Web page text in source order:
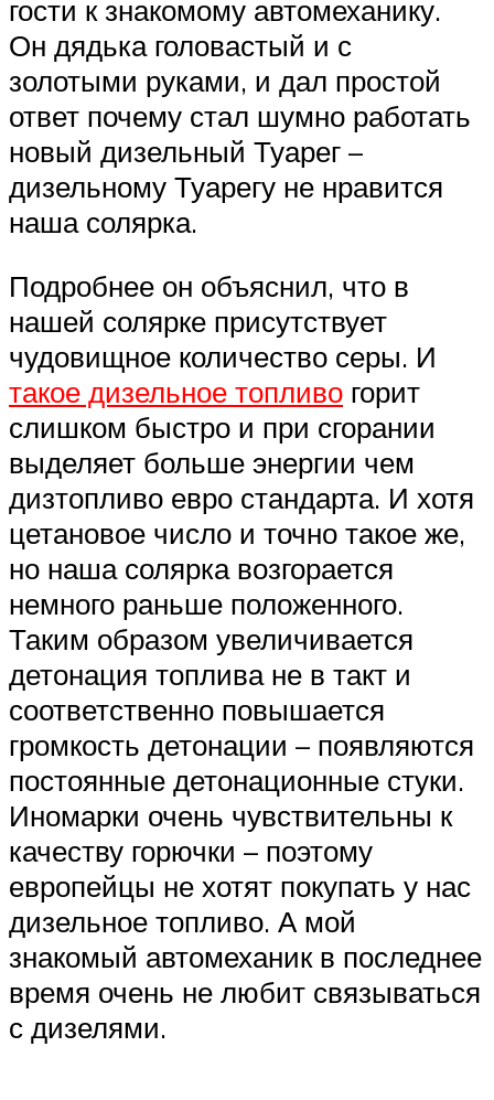
гости к знакомому автомеханику.
Он дядька головастый и с
золотыми руками, и дал простой
ответ почему стал шумно работать
новый дизельный Туарег –
дизельному Туарегу не нравится
наша солярка.
Подробнее он объяснил, что в
нашей солярке присутствует
чудовищное количество серы. И
такое дизельное топливо горит
слишком быстро и при сгорании
выделяет больше энергии чем
дизтопливо евро стандарта. И хотя
цетановое число и точно такое же,
но наша солярка возгорается
немного раньше положенного.
Таким образом увеличивается
детонация топлива не в такт и
соответственно повышается
громкость детонации – появляются
постоянные детонационные стуки.
Иномарки очень чувствительны к
качеству горючки – поэтому
европейцы не хотят покупать у нас
дизельное топливо. А мой
знакомый автомеханик в последнее
время очень не любит связываться
с дизелями.